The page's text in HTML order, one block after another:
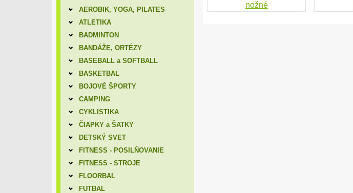
nožné
AEROBIK, YOGA, PILATES
ATLETIKA
BADMINTON
BANDÁŽE, ORTÉZY
BASEBALL a SOFTBALL
BASKETBAL
BOJOVÉ ŠPORTY
CAMPING
CYKLISTIKA
ČIAPKY a ŠATKY
DETSKÝ SVET
FITNESS - POSILŇOVANIE
FITNESS - STROJE
FLOORBAL
FUTBAL